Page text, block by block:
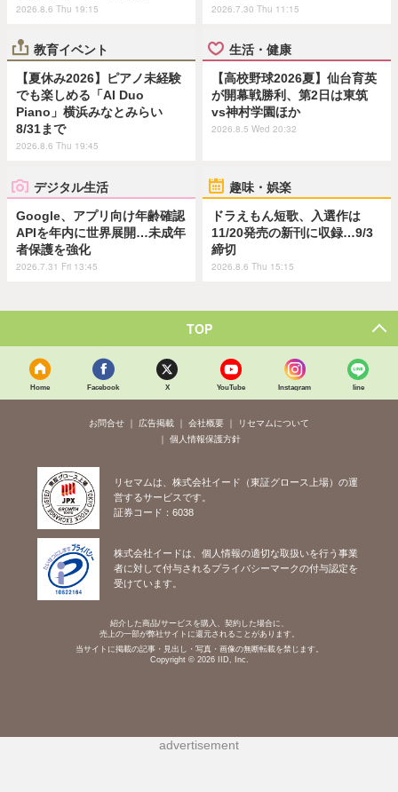
2026.8.6 Thu 19:15 2026.7.30 Thu 11:15
教育イベント
【夏休み2026】ピアノ未経験
でも楽しめる「AI Duo
Piano」横浜みなとみらい
8/31まで
2026.8.6 Thu 19:45
生活・健康
【高校野球2026夏】仙台育英
が開幕戦勝利、第2日は東筑
vs神村学園ほか
2026.8.5 Wed 20:32
デジタル生活
Google、アプリ向け年齢確認
APIを年内に世界展開…未成年
者保護を強化
2026.7.31 Fri 13:45
趣味・娯楽
ドラえもん短歌、入選作は
11/20発売の新刊に収録…9/3
締切
2026.8.6 Thu 15:15
TOP
Home Facebook X YouTube Instagram line
お問合せ 広告掲載 会社概要
リセマムについて
個人情報保護方針
リセマムは、株式会社イード（東証グロース上場）の運
営するサービスです。
証券コード：6038
株式会社イードは、個人情報の適切な取扱いを行う事業
者に対して付与されるプライバシーマークの付与認定を
受けています。
紹介した商品/サービスを購入、契約した場合に、
売上の一部が弊社サイトに還元されることがあります。
当サイトに掲載の記事・見出し・写真・画像の無断転載を禁じます。
Copyright © 2026 IID, Inc.
advertisement